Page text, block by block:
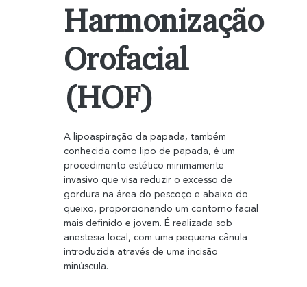
A lipoaspiração da papada, também
conhecida como lipo de papada, é um
procedimento estético minimamente
invasivo que visa reduzir o excesso de
gordura na área do pescoço e abaixo do
queixo, proporcionando um contorno facial
mais definido e jovem. É realizada sob
anestesia local, com uma pequena cânula
introduzida através de uma incisão
minúscula.
Harmonização
Orofacial
(HOF)